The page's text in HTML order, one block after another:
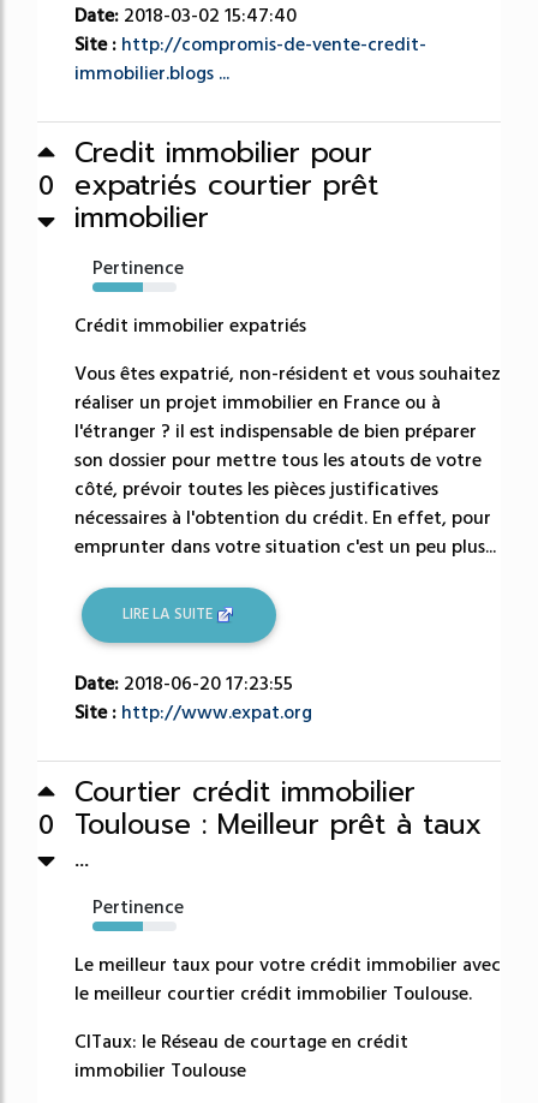
Date: 2018-03-02 15:47:40
Site : http://compromis-de-vente-credit-
immobilier.blogs ...
0
Credit immobilier pour
expatriés courtier prêt
immobilier
Pertinence
60%
Crédit immobilier expatriés
Vous êtes expatrié, non-résident et vous souhaitez
réaliser un projet immobilier en France ou à
l'étranger ? il est indispensable de bien préparer
son dossier pour mettre tous les atouts de votre
côté, prévoir toutes les pièces justificatives
nécessaires à l'obtention du crédit. En effet, pour
emprunter dans votre situation c'est un peu plus...
LIRE LA SUITE
Date: 2018-06-20 17:23:55
Site : http://www.expat.org
0
Courtier crédit immobilier
Toulouse : Meilleur prêt à taux
...
Pertinence
60%
Le meilleur taux pour votre crédit immobilier avec
le meilleur courtier crédit immobilier Toulouse.
CITaux: le Réseau de courtage en crédit
immobilier Toulouse